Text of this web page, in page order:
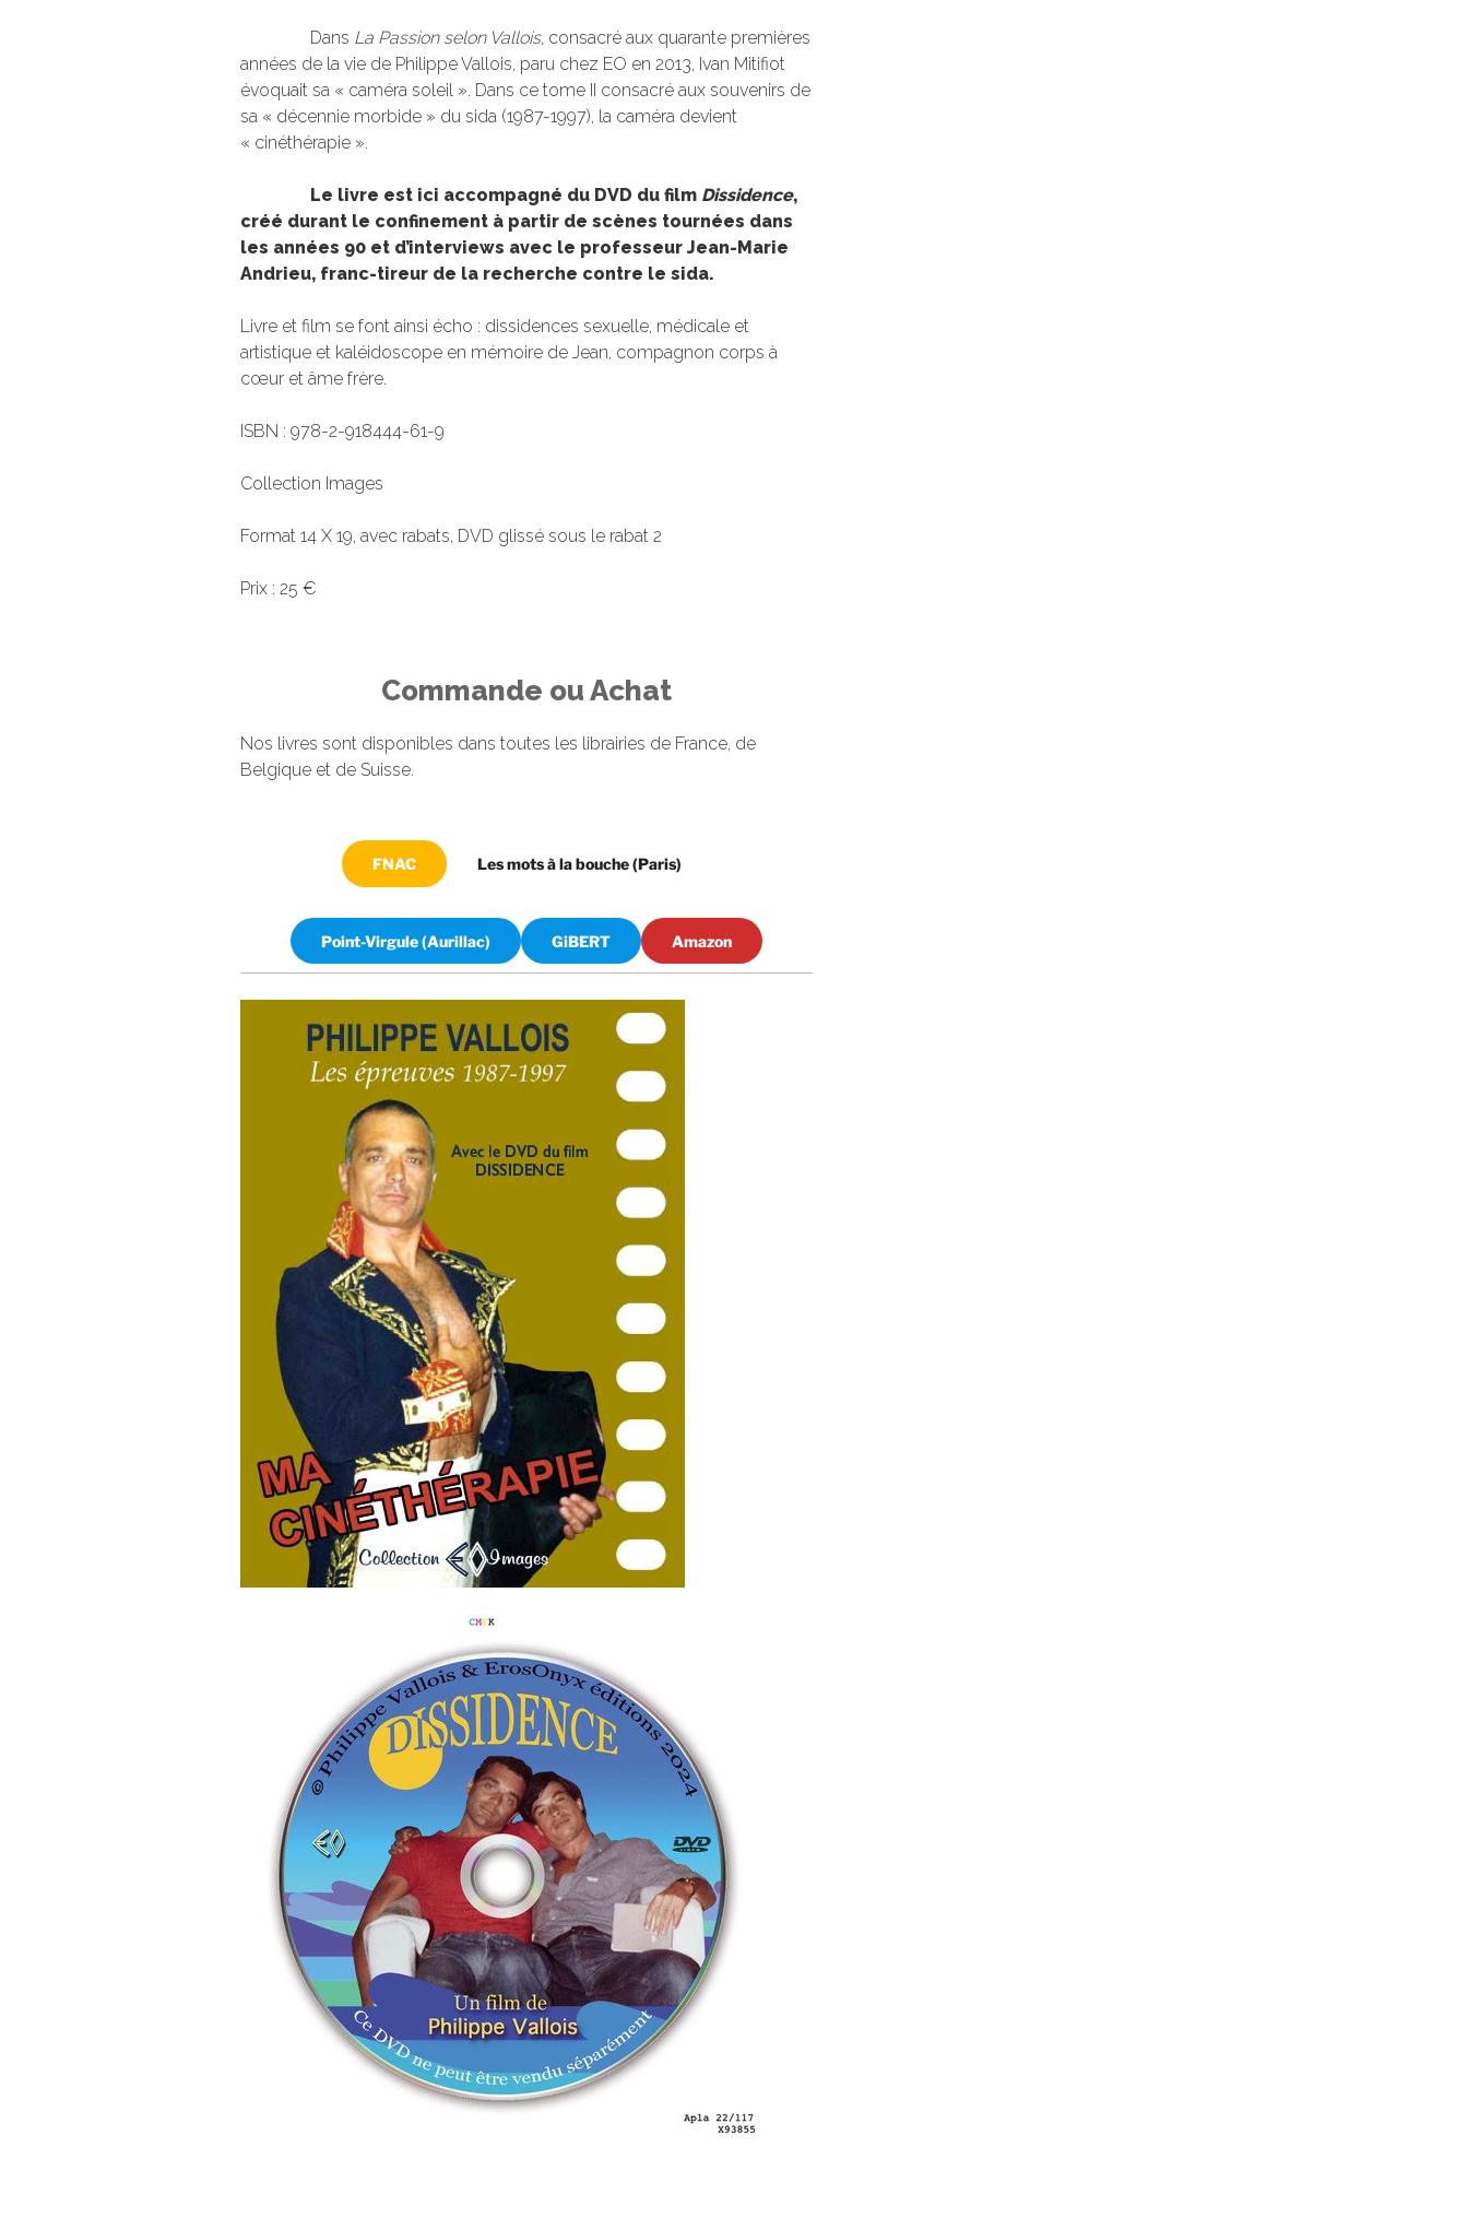
Dans La Passion selon Vallois, consacré aux quarante premières
années de la vie de Philippe Vallois, paru chez EO en 2013, Ivan Mitifiot
évoquait sa « caméra soleil ». Dans ce tome II consacré aux souvenirs de
sa « décennie morbide » du sida (1987-1997), la caméra devient
« cinéthérapie ».
Le livre est ici accompagné du DVD du film Dissidence,
créé durant le confinement à partir de scènes tournées dans
les années 90 et d’interviews avec le professeur Jean-Marie
Andrieu, franc-tireur de la recherche contre le sida.
Livre et film se font ainsi écho : dissidences sexuelle, médicale et
artistique et kaléidoscope en mémoire de Jean, compagnon corps à
cœur et âme frère.
ISBN : 978-2-918444-61-9
Collection Images
Format 14 X 19, avec rabats, DVD glissé sous le rabat 2
Prix : 25 €
Commande ou Achat
Nos livres sont disponibles dans toutes les librairies de France, de
Belgique et de Suisse.
FNAC Les mots à la bouche (Paris)
Point-Virgule (Aurillac) GiBERT Amazon